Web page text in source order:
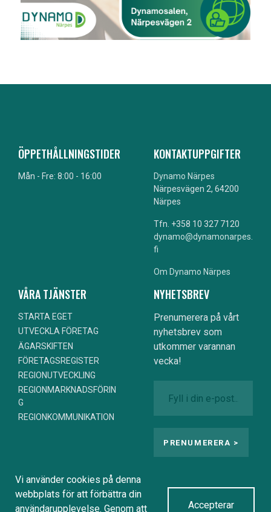
ÖPPETHÅLLNINGSTIDER
Mån - Fre: 8:00 - 16:00
KONTAKTUPPGIFTER
Dynamo Närpes
Närpesvägen 2, 64200
Närpes
Tfn. +358 10 327 7120
dynamo@dynamonarpes.
fi
Om Dynamo Närpes
VÅRA TJÄNSTER
STARTA EGET
UTVECKLA FÖRETAG
ÄGARSKIFTEN
FÖRETAGSREGISTER
REGIONUTVECKLING
REGIONMARKNADSFÖRIN
G
REGIONKOMMUNIKATION
NYHETSBREV
Prenumerera på vårt
nyhetsbrev som
utkommer varannan
vecka!
Vi använder cookies på denna
webbplats för att förbättra din
användarupplevelse. Genom att
Accepterar